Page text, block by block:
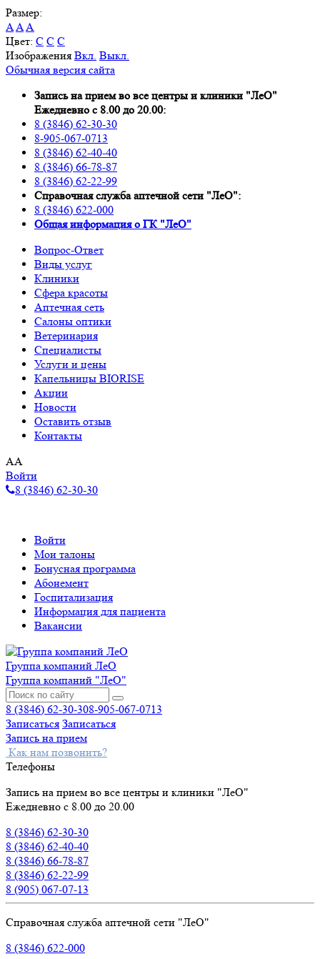
Размер:
AAA
Цвет: C C C
Изображения Вкл. Выкл.
Обычная версия сайта
Запись на прием во все центры и клиники "ЛеО"
Ежедневно с 8.00 до 20.00:
8 (3846) 62-30-30
8-905-067-0713
8 (3846) 62-40-40
8 (3846) 66-78-87
8 (3846) 62-22-99
Справочная служба аптечной сети "ЛеО":
8 (3846) 622-000
Oбщая информация о ГК "ЛеО"
Вопрос-Ответ
Виды услуг
Клиники
Сфера красоты
Аптечная сеть
Салоны оптики
Ветеринария
Специалисты
Услуги и цены
Капельницы BIORISE
Акции
Новости
Оставить отзыв
Контакты
AA
Войти
8 (3846) 62-30-30
Войти
Мои талоны
Бонусная программа
Абонемент
Госпитализация
Информация для пациента
Вакансии
Группа компаний ЛеО
Группа компаний "ЛеО"
8 (3846) 62-30-308-905-067-0713
Записаться Записаться
Запись на прием
Как нам позвонить?
Телефоны
Запись на прием во все центры и клиники "ЛеО"
Ежедневно с 8.00 до 20.00
8 (3846) 62-30-30
8 (3846) 62-40-40
8 (3846) 66-78-87
8 (3846) 62-22-99
8 (905) 067-07-13
Справочная служба аптечной сети "ЛеО"
8 (3846) 622-000